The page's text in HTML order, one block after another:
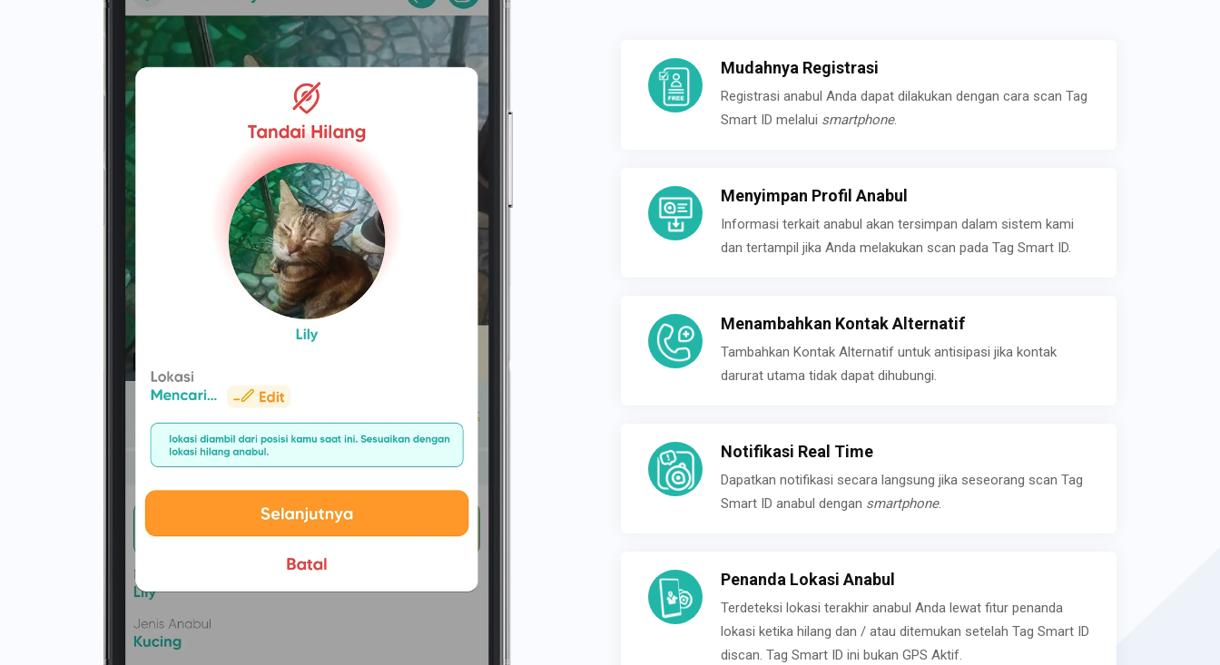
Mudahnya Registrasi
Registrasi anabul Anda dapat dilakukan dengan cara scan Tag
Smart ID melalui smartphone.
Menyimpan Profil Anabul
Informasi terkait anabul akan tersimpan dalam sistem kami
dan tertampil jika Anda melakukan scan pada Tag Smart ID.
Menambahkan Kontak Alternatif
Tambahkan Kontak Alternatif untuk antisipasi jika kontak
darurat utama tidak dapat dihubungi.
Notifikasi Real Time
Dapatkan notifikasi secara langsung jika seseorang scan Tag
Smart ID anabul dengan smartphone.
Penanda Lokasi Anabul
Terdeteksi lokasi terakhir anabul Anda lewat fitur penanda
lokasi ketika hilang dan / atau ditemukan setelah Tag Smart ID
discan. Tag Smart ID ini bukan GPS Aktif.